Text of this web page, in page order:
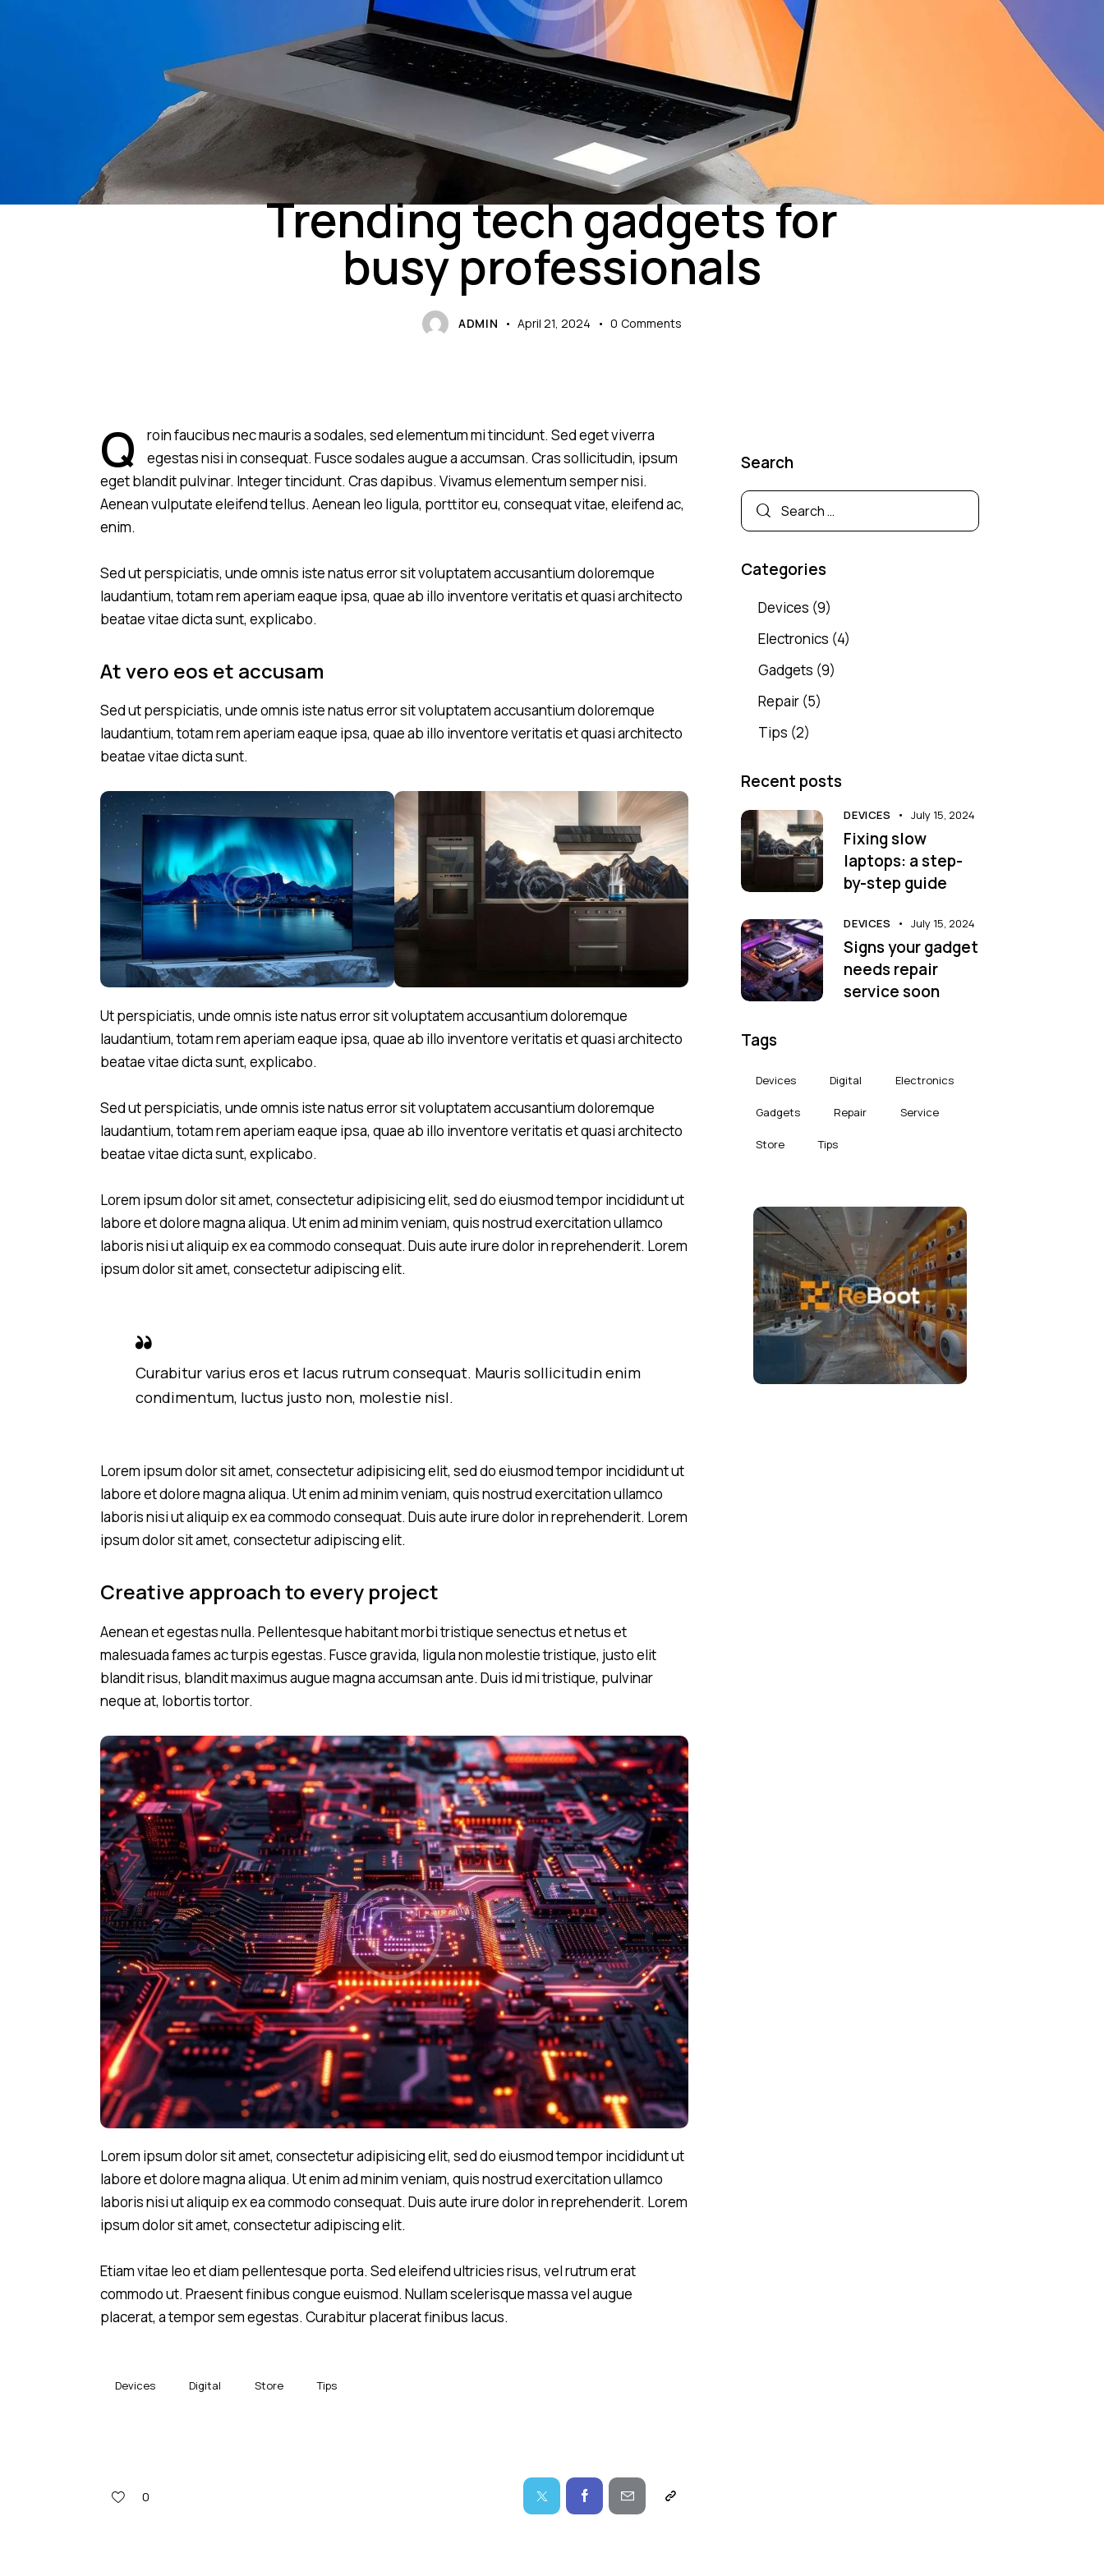
GADGETS
Trending tech gadgets for
busy professionals
ADMIN April 21, 2024 0 Comments
Q
roin faucibus nec mauris a sodales, sed elementum mi tincidunt. Sed eget viverra
egestas nisi in consequat. Fusce sodales augue a accumsan. Cras sollicitudin, ipsum
eget blandit pulvinar. Integer tincidunt. Cras dapibus. Vivamus elementum semper nisi.
Aenean vulputate eleifend tellus. Aenean leo ligula, porttitor eu, consequat vitae, eleifend ac,
enim.
Sed ut perspiciatis, unde omnis iste natus error sit voluptatem accusantium doloremque
laudantium, totam rem aperiam eaque ipsa, quae ab illo inventore veritatis et quasi architecto
beatae vitae dicta sunt, explicabo.
At vero eos et accusam
Sed ut perspiciatis, unde omnis iste natus error sit voluptatem accusantium doloremque
laudantium, totam rem aperiam eaque ipsa, quae ab illo inventore veritatis et quasi architecto
beatae vitae dicta sunt.
Ut perspiciatis, unde omnis iste natus error sit voluptatem accusantium doloremque
laudantium, totam rem aperiam eaque ipsa, quae ab illo inventore veritatis et quasi architecto
beatae vitae dicta sunt, explicabo.
Sed ut perspiciatis, unde omnis iste natus error sit voluptatem accusantium doloremque
laudantium, totam rem aperiam eaque ipsa, quae ab illo inventore veritatis et quasi architecto
beatae vitae dicta sunt, explicabo.
Lorem ipsum dolor sit amet, consectetur adipisicing elit, sed do eiusmod tempor incididunt ut
labore et dolore magna aliqua. Ut enim ad minim veniam, quis nostrud exercitation ullamco
laboris nisi ut aliquip ex ea commodo consequat. Duis aute irure dolor in reprehenderit. Lorem
ipsum dolor sit amet, consectetur adipiscing elit.
Curabitur varius eros et lacus rutrum consequat. Mauris sollicitudin enim
condimentum, luctus justo non, molestie nisl.
Lorem ipsum dolor sit amet, consectetur adipisicing elit, sed do eiusmod tempor incididunt ut
labore et dolore magna aliqua. Ut enim ad minim veniam, quis nostrud exercitation ullamco
laboris nisi ut aliquip ex ea commodo consequat. Duis aute irure dolor in reprehenderit. Lorem
ipsum dolor sit amet, consectetur adipiscing elit.
Creative approach to every project
Aenean et egestas nulla. Pellentesque habitant morbi tristique senectus et netus et
malesuada fames ac turpis egestas. Fusce gravida, ligula non molestie tristique, justo elit
blandit risus, blandit maximus augue magna accumsan ante. Duis id mi tristique, pulvinar
neque at, lobortis tortor.
Lorem ipsum dolor sit amet, consectetur adipisicing elit, sed do eiusmod tempor incididunt ut
labore et dolore magna aliqua. Ut enim ad minim veniam, quis nostrud exercitation ullamco
laboris nisi ut aliquip ex ea commodo consequat. Duis aute irure dolor in reprehenderit. Lorem
ipsum dolor sit amet, consectetur adipiscing elit.
Etiam vitae leo et diam pellentesque porta. Sed eleifend ultricies risus, vel rutrum erat
commodo ut. Praesent finibus congue euismod. Nullam scelerisque massa vel augue
placerat, a tempor sem egestas. Curabitur placerat finibus lacus.
Devices Digital Store Tips
0
Search
Categories
Devices (9)
Electronics (4)
Gadgets (9)
Repair(5)
Tips (2)
Recent posts
DEVICES July 15, 2024
Fixing slow
laptops: a step-
by-step guide
DEVICES July 15, 2024
Signs your gadget
needs repair
service soon
Tags
Devices Digital Electronics
Gadgets Repair Service
Store Tips